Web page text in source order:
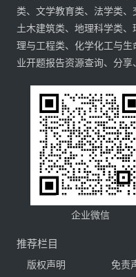
类、文学教育类、法学类
土木建筑类、地理科学类、
理与工程类、化学化工与
业开题报告资源查询、分享
企业微信
推荐栏目
版权声明 免责